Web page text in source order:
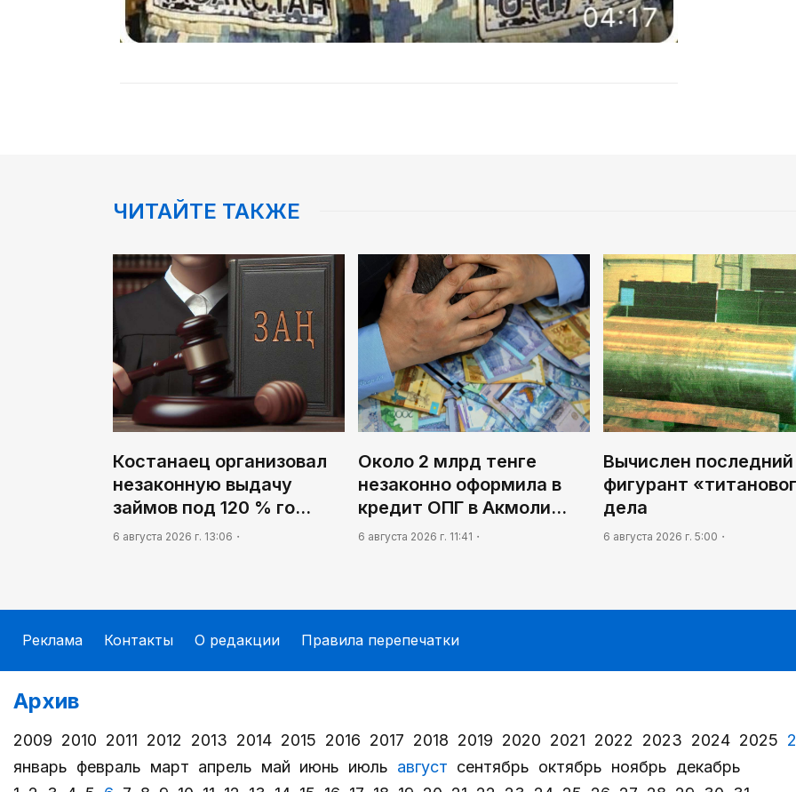
ЧИТАЙТЕ ТАКЖЕ
Костанаец организовал
незаконную выдачу
займов под 120 % го…
6 августа 2026 г. 13:06
Около 2 млрд тенге
незаконно оформила в
кредит ОПГ в Акмоли…
6 августа 2026 г. 11:41
Вычислен последний
фигурант
дела
6 августа 2026 г. 5:00
Реклама Контакты О редакции Правила перепечатки
Архив
2009 2010 2011 2012 2013 2014 2015 2016 2017 2018 2019 2020 2021 2022 2023 2024 2025
январь февраль март апрель май июнь июль август сентябрь октябрь ноябрь декабрь